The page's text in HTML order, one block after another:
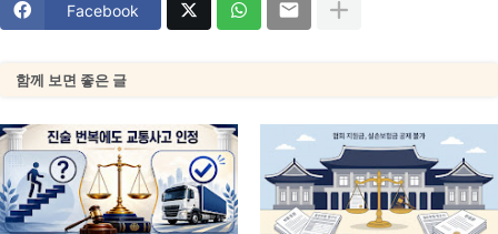
Facebook
함께 보면 좋은 글